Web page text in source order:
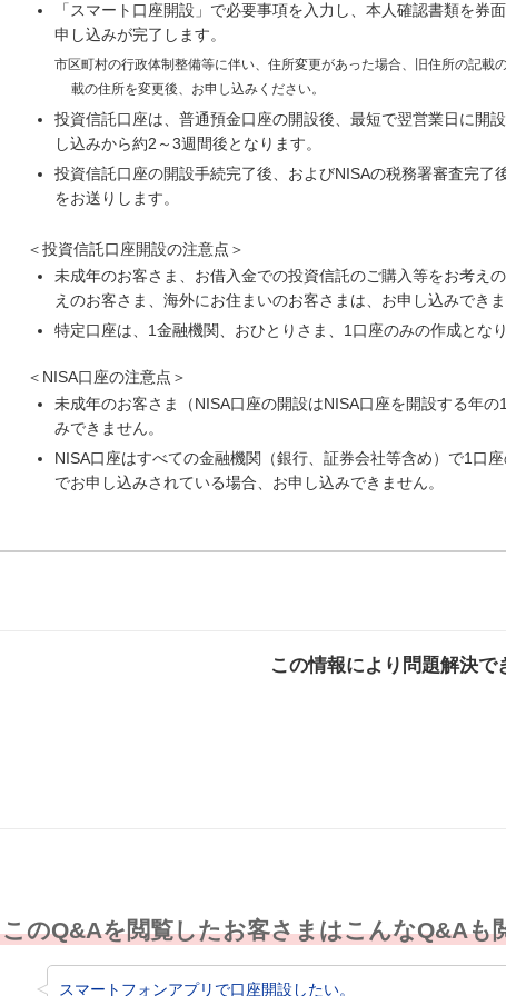
「スマート口座開設」で必要事項を入力し、本人確認書類を券
申し込みが完了します。
市区町村の行政体制整備等に伴い、住所変更があった場合、旧住所の記載
載の住所を変更後、お申し込みください。
投資信託口座は、普通預金口座の開設後、最短で翌営業日に開
し込みから約2～3週間後となります。
投資信託口座の開設手続完了後、およびNISAの税務署審査完了
をお送りします。
＜投資信託口座開設の注意点＞
未成年のお客さま、お借入金での投資信託のご購入等をお考え
えのお客さま、海外にお住まいのお客さまは、お申し込みできま
特定口座は、1金融機関、おひとりさま、1口座のみの作成とな
＜NISA口座の注意点＞
未成年のお客さま（NISA口座の開設はNISA口座を開設する年
みできません。
NISA口座はすべての金融機関（銀行、証券会社等含め）で1口
でお申し込みされている場合、お申し込みできません。
この情報により問題解決で
このQ&Aを閲覧したお客さまはこんなQ&Aも
スマートフォンアプリで口座開設したい。